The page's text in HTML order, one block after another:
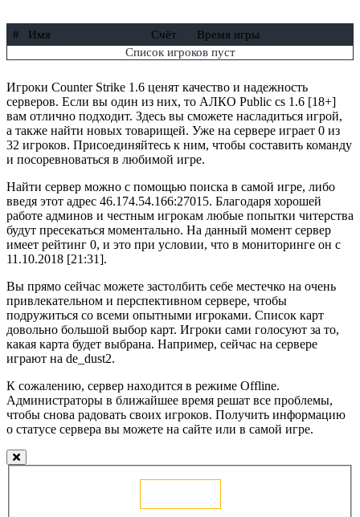
# Имя Счёт
Время игры
Список игроков пуст
Игроки Counter Strike 1.6 ценят качество и надежность
серверов. Если вы один из них, то АЛКО Public cs 1.6 [18+]
вам отлично подходит. Здесь вы сможете насладиться игрой,
а также найти новых товарищей. Уже на сервере играет 0 из
32 игроков. Присоединяйтесь к ним, чтобы составить команду
и посоревноваться в любимой игре.
Найти сервер можно с помощью поиска в самой игре, либо
введя этот адрес 46.174.54.166:27015. Благодаря хорошей
работе админов и честным игрокам любые попытки читерства
будут пресекаться моментально. На данный момент сервер
имеет рейтинг 0, и это при условии, что в мониторинге он с
11.10.2018 [21:31].
Вы прямо сейчас можете застолбить себе местечко на очень
привлекательном и перспективном сервере, чтобы
подружиться со всеми опытными игроками. Список карт
довольно большой выбор карт. Игроки сами голосуют за то,
какая карта будет выбрана. Например, сейчас на сервере
играют на de_dust2.
К сожалению, сервер находится в режиме Offline.
Администраторы в ближайшее время решат все проблемы,
чтобы снова радовать своих игроков. Получить информацию
о статусе сервера вы можете на сайте или в самой игре.